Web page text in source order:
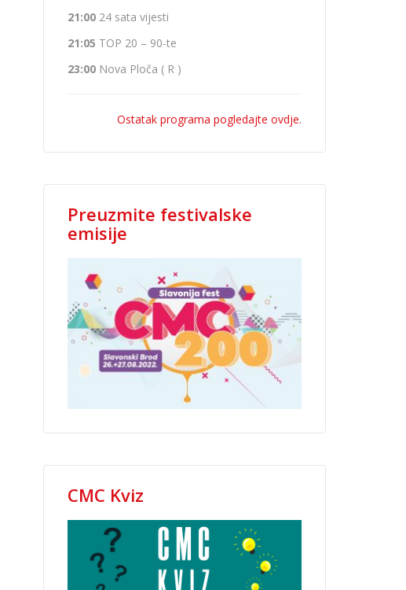
21:00 24 sata vijesti
21:05 TOP 20 – 90-te
23:00 Nova Ploča ( R )
Ostatak programa pogledajte ovdje.
Preuzmite festivalske
emisije
CMC Kviz